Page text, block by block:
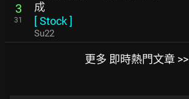
3
31
成
[Stock]
Su22
更多 即時熱門文章 >>